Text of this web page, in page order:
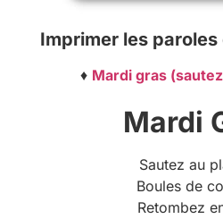
Imprimer les
♦ Mardi gras
Mardi
Sautez au
Boules de
Retombez